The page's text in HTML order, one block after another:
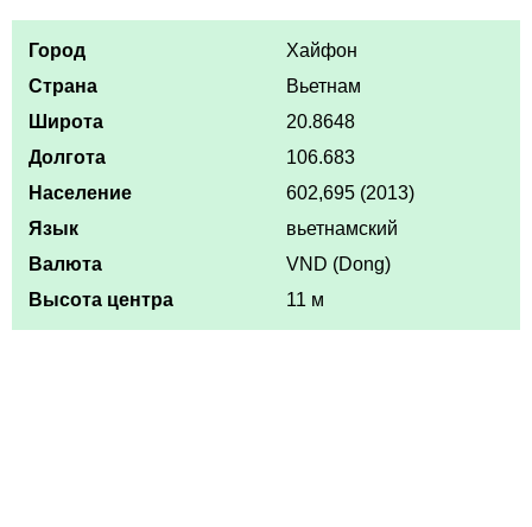
Город
Хайфон
Страна
Вьетнам
Широта
20.8648
Долгота
106.683
Население
602,695 (2013)
Язык
вьетнамский
Валюта
VND (Dong)
Высота центра
11 м